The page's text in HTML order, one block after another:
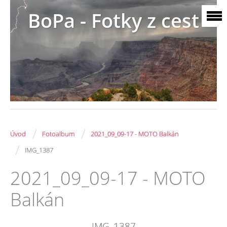
BoPa - Fotky z cest
Úvod / Fotoalbum / 2021_09_09-17 - MOTO Balkán
/ IMG_1387
2021_09_09-17 - MOTO
Balkán